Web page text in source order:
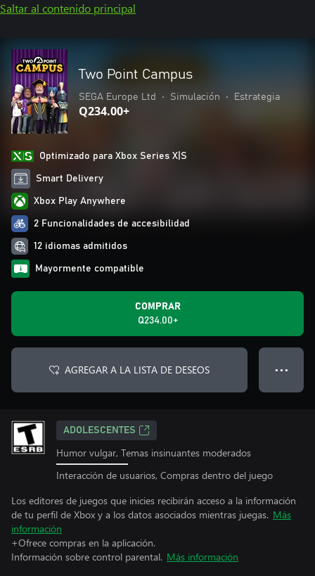
Saltar al contenido principal
Two Point Campus
SEGA Europe Ltd • Simulación • Estrategia
Q234.00+
Optimizado para Xbox Series X|S
Smart Delivery
Xbox Play Anywhere
2 Funcionalidades de accesibilidad
12 idiomas admitidos
Mayormente compatible
COMPRAR
Q234.00+
AGREGAR A LA LISTA DE DESEOS ● ● ●
ADOLESCENTES
Humor vulgar, Temas insinuantes moderados
Interacción de usuarios, Compras dentro del juego
Los editores de juegos que inicies recibirán acceso a la información
de tu perfil de Xbox y a los datos asociados mientras juegas. Más
información
+Ofrece compras en la aplicación.
Información sobre control parental. Más información